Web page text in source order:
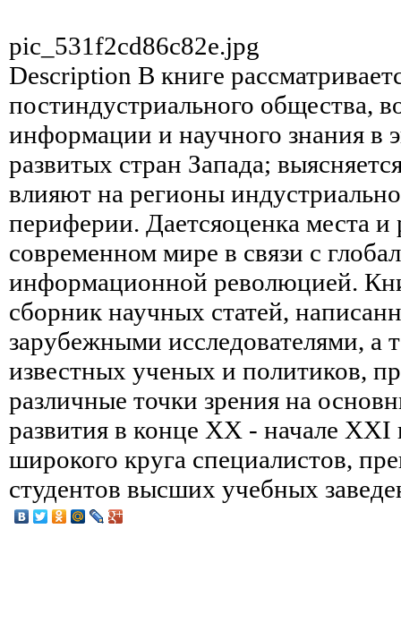
pic_531f2cd86c82e.jpg
Description В книге
постиндустриального общества,
информации и научного знания в
развитых стран Запада;
влияют на регионы
периферии. Даетсяоценка места и
современном мире в связи с
информационной революцией.
сборник научных статей,
зарубежными исследователями, а
известных ученых и политиков,
различные точки зрения на
развития в конце XX - начале XXI
широкого круга специалистов,
студентов высших учебных